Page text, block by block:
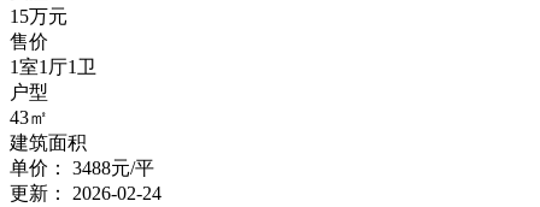
15万元
售价
1室1厅1卫
户型
43㎡
建筑面积
单价：
3488元/平
更新：
2026-02-24